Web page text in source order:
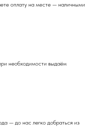
оплату на месте — наличными
необходимости выдаём
— до нас легко добраться из